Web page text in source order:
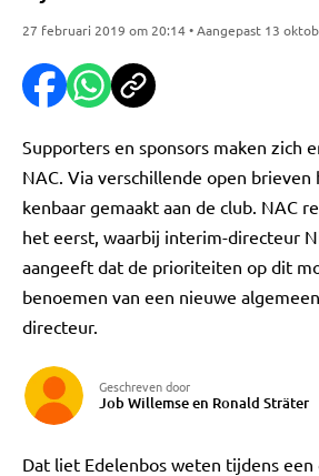
27 februari 2019 om 20:14 • Aangepast 13
Supporters en sponsors maken zich
NAC. Via verschillende open
kenbaar gemaakt aan de club. NAC
het eerst, waarbij interim-directeur
aangeeft dat de prioriteiten op dit
benoemen van een nieuwe
directeur.
Geschreven door
Job Willemse en Ronald Sträter
Dat liet Edelenbos weten tijdens een